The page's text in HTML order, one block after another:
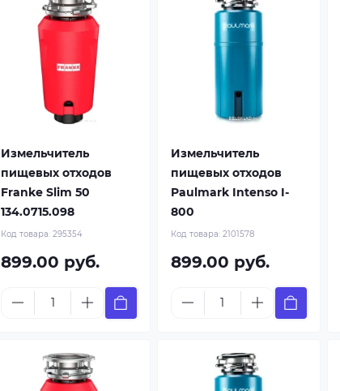
Измельчитель
пищевых отходов
Franke Slim 50
134.0715.098
Код товара: 295354
899.00 руб.
Измельчитель
пищевых отходов
Paulmark Intenso I-
800
Код товара: 2101578
899.00 руб.